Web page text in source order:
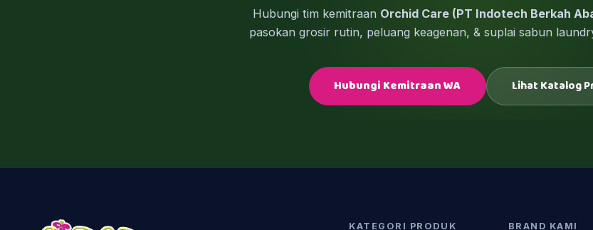
Hubungi tim kemitraan Orchid Care (PT Indotech Berkah
pasokan grosir rutin, peluang keagenan, & suplai sabun
Hubungi Kemitraan WA Lihat Katalog
KATEGORI PRODUK BRAND KAMI